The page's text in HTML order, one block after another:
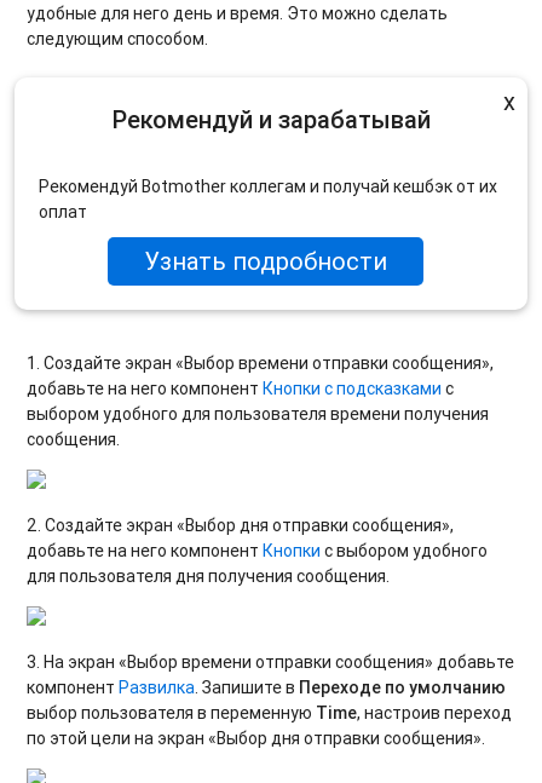
удобные для него день и время. Это можно сделать
следующим способом.
x
Рекомендуй и зарабатывай
Рекомендуй Botmother коллегам и получай кешбэк от их
оплат
Узнать подробности
1. Создайте экран «Выбор времени отправки сообщения»,
добавьте на него компонентКнопки с подсказками с
выбором удобного для пользователя времени получения
сообщения.
2. Создайте экран «Выбор дня отправки сообщения»,
добавьте на него компонентКнопки с выбором удобного
для пользователя дня получения сообщения.
3. На экран «Выбор времени отправки сообщения» добавьте
компонентРазвилка . Запишите в Переходе по умолчанию
выбор пользователя в переменную Time, настроив переход
по этой цели на экран «Выбор дня отправки сообщения».